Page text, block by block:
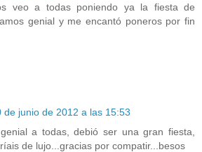
veo a todas poniendo ya la fiesta de
genial y me encantó poneros por fin
de junio de 2012 a las 15:53
a todas, debió ser una gran fiesta,
de lujo...gracias por compatir...besos